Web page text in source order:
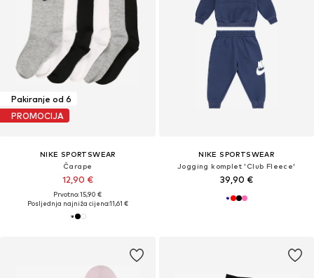
Pakiranje od 6
PROMOCIJA
NIKE SPORTSWEAR
Čarape
12,90 €
Prvotno: 15,90 €
Posljednja najniža cijena:11,61 €
NIKE SPORTSWEAR
Jogging komplet 'Club Fleece'
39,90 €